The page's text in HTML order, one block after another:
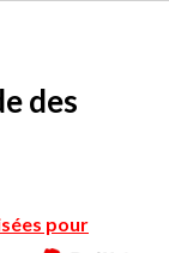
des
pour